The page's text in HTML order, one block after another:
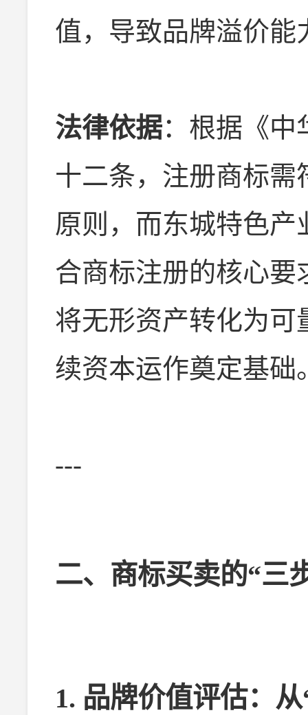
值，导致品牌溢价能
法律依据：根据《中
十二条，注册商标需
原则，而东城特色
合商标注册的核心要
将无形资产转化为可
续资本运作奠定基础
---
二、商标买卖的“三
1. 品牌价值评估：